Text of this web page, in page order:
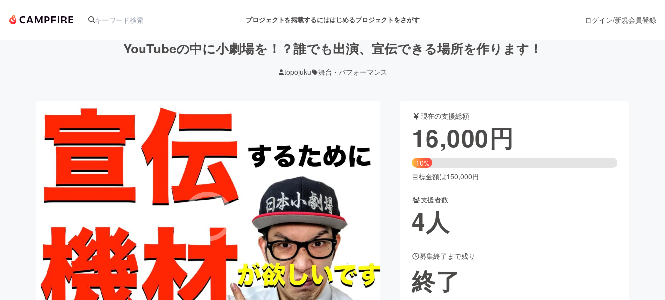
プロジェクトを掲載するにははじめるプロジェクトをさがす
アート・写真 舞台・パフォーマンス
テクノロジー・ガジェット ゲーム・サービス開発 フード・飲食店 ファッション
映像・映画
ビジネス・起業 チャレンジ ビューティー・ヘルスケア
まちづくり・地域活性化
CAMPFIRE for Social Good
CAMPFIRE Creation
CAMPFIREふるさと納税machi-yaコミュニティ
ログイン/新規会員登録
YouTubeの中に小劇場を！？誰でも出演、宣伝できる場所を作ります！
topojuku 舞台・パフォーマンス
現在の支援総額
16,000円
10%
目標金額は150,000円
支援者数
4人
募集終了まで残り
終了